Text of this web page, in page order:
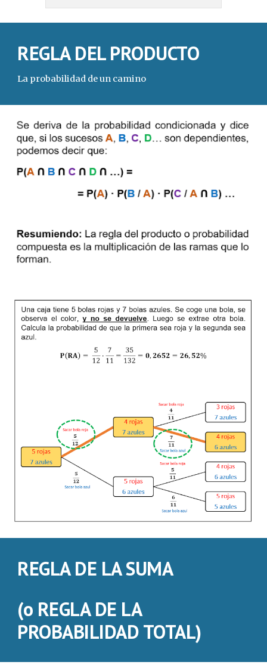
REGLA DEL PRODUCTO
La probabilidad de un camino
REGLA DE LA SUMA
(o REGLA DE LA
PROBABILIDAD TOTAL)